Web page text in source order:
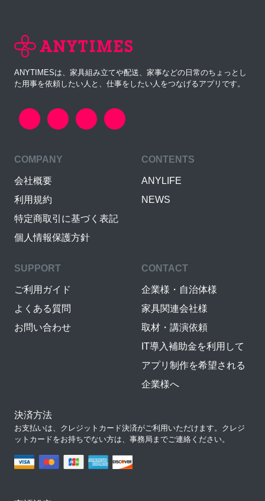
ANYTIMESは、家具組み立てや配送、家事などの日常のちょっとし
た用事を依頼したい人と、仕事をしたい人をつなげるアプリです。
COMPANY
会社概要
利用規約
特定商取引に基づく表記
個人情報保護方針
CONTENTS
ANYLIFE
NEWS
SUPPORT
ご利用ガイド
よくある質問
お問い合わせ
CONTACT
企業様・自治体様
家具関連会社様
取材・講演依頼
IT導入補助金を利用して
アプリ制作を希望される
企業様へ
決済方法
お支払いは、クレジットカード決済がご利用いただけます。クレジ
ットカードをお持ちでない方は、事務局までご連絡ください。